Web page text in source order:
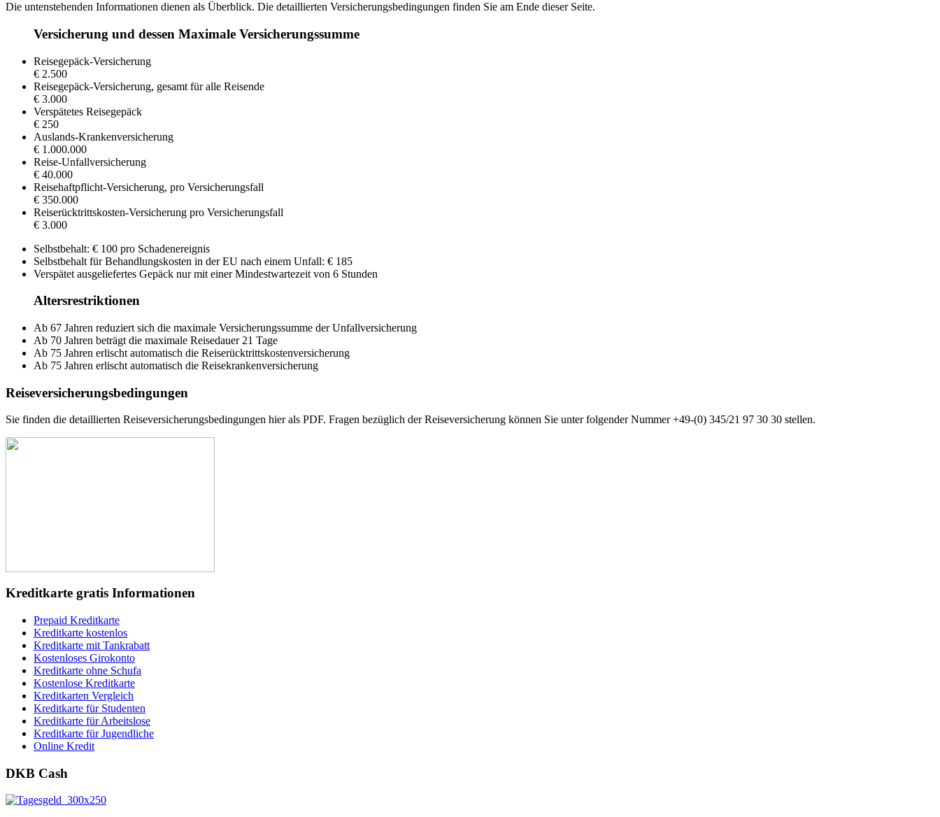
Die untenstehenden Informationen dienen als Überblick. Die detaillierten Versicherungsbedingungen finden Sie am Ende dieser Seite.
Versicherung und dessen Maximale Versicherungssumme
Reisegepäck-Versicherung
€ 2.500
Reisegepäck-Versicherung, gesamt für alle Reisende
€ 3.000
Verspätetes Reisegepäck
€ 250
Auslands-Krankenversicherung
€ 1.000.000
Reise-Unfallversicherung
€ 40.000
Reisehaftpflicht-Versicherung, pro Versicherungsfall
€ 350.000
Reiserücktrittskosten-Versicherung pro Versicherungsfall
€ 3.000
Selbstbehalt: € 100 pro Schadenereignis
Selbstbehalt für Behandlungskosten in der EU nach einem Unfall: € 185
Verspätet ausgeliefertes Gepäck nur mit einer Mindestwartezeit von 6 Stunden
Altersrestriktionen
Ab 67 Jahren reduziert sich die maximale Versicherungssumme der Unfallversicherung
Ab 70 Jahren beträgt die maximale Reisedauer 21 Tage
Ab 75 Jahren erlischt automatisch die Reiserücktrittskostenversicherung
Ab 75 Jahren erlischt automatisch die Reisekrankenversicherung
Reiseversicherungsbedingungen
Sie finden die detaillierten Reiseversicherungsbedingungen hier als PDF. Fragen bezüglich der Reiseversicherung können Sie unter folgender Nummer +49-(0) 345/21 97 30 30 stellen.
Kreditkarte gratis Informationen
Prepaid Kreditkarte
Kreditkarte kostenlos
Kreditkarte mit Tankrabatt
Kostenloses Girokonto
Kreditkarte ohne Schufa
Kostenlose Kreditkarte
Kreditkarten Vergleich
Kreditkarte für Studenten
Kreditkarte für Arbeitslose
Kreditkarte für Jugendliche
Online Kredit
DKB Cash